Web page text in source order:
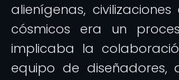
alienígenas,
cósmicos era un
implicaba la
equipo de diseñadores,